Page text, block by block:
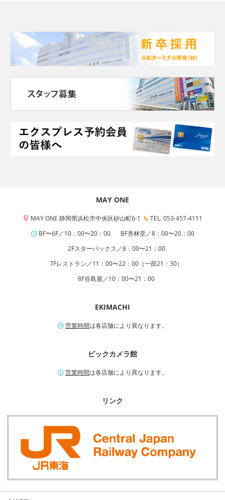
MAY ONE
MAY ONE 静岡県浜松市中央区砂山町6-1
TEL. 053-457-4111
BF〜6F／10：00〜20：00
BF杏林堂／8：00〜20：00
2Fスターバックス／8：00〜21：00
7Fレストラン／11：00〜22：00（一部21：30）
8F谷島屋／10：00〜21：00
EKIMACHI
営業時間は各店舗により異なります。
ビックカメラ館
営業時間は各店舗により異なります。
リンク